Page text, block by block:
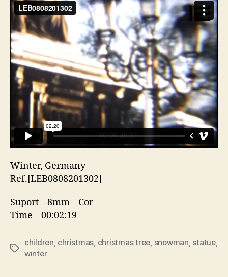
Winter, Germany
Ref.[LEB0808201302]
Suport – 8mm – Cor
Time – 00:02:19
Etiquetas
children, christmas, christmas tree, snowman, statue,
winter